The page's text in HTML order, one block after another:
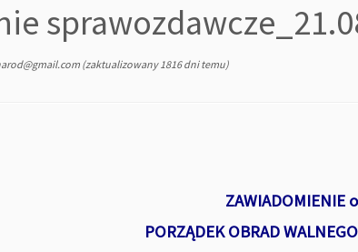
(zaktualizowany 1816 dni temu)
ZAWIADOMIENIE
PORZĄDEK OBRAD